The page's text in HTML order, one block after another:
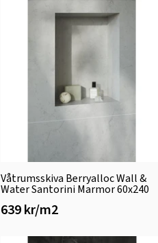
Våtrumsskiva Berryalloc Wall &
Water Santorini Marmor 60x240
639 kr/m2